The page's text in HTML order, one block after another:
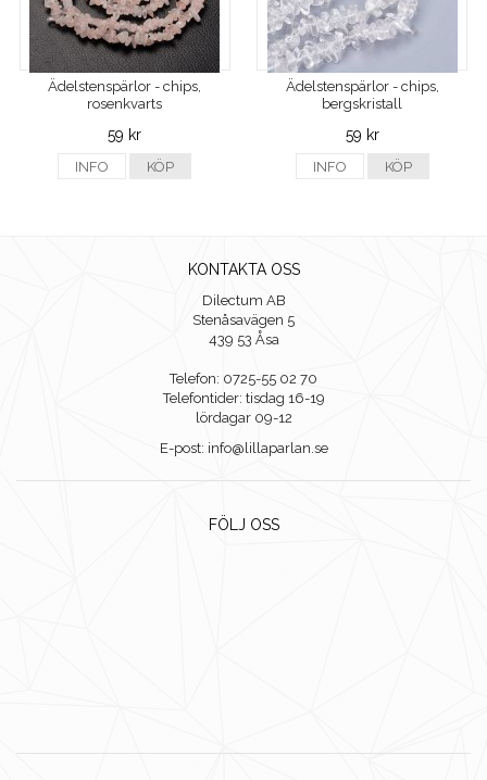
Ädelstenspärlor - chips,
rosenkvarts
59 kr
INFO KÖP
Ädelstenspärlor - chips,
bergskristall
59 kr
INFO KÖP
KONTAKTA OSS
Dilectum AB
Stenåsavägen 5
439 53 Åsa
Telefon: 0725-55 02 70
Telefontider: tisdag 16-19
lördagar 09-12
E-post: info@lillaparlan.se
FÖLJ OSS